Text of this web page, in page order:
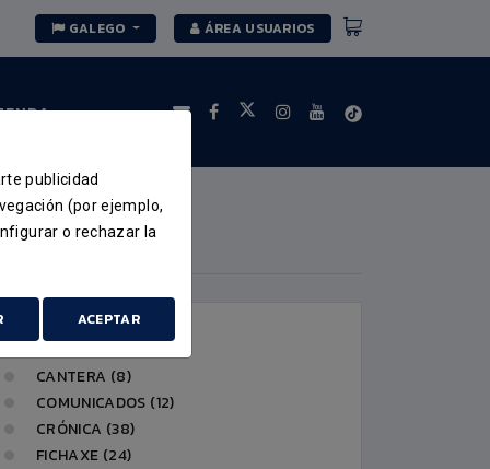
GALEGO ÁREA USUARIOS
CANTERA (8)
COMUNICADOS (12)
CRÓNICA (38)
FICHAXE (24)
publicidad
(por ejemplo,
o rechazar la
ACEPTAR